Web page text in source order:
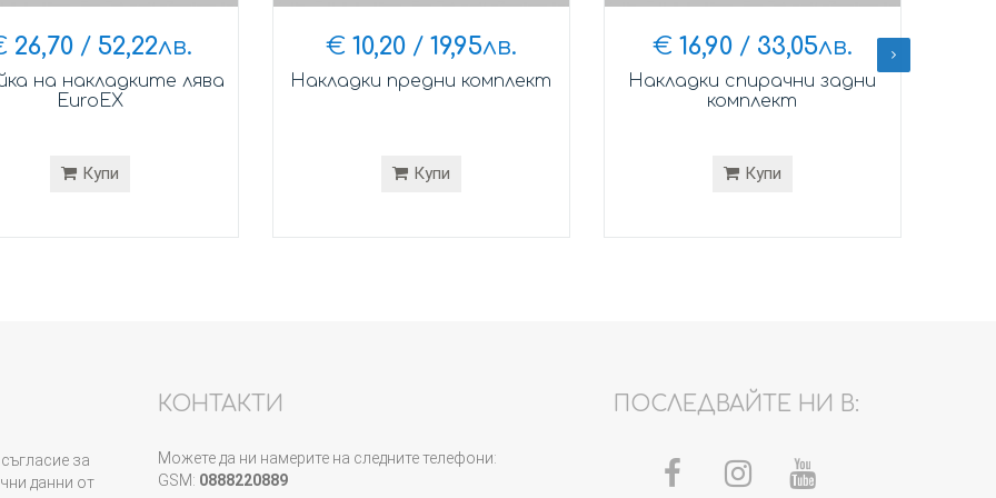
26,70/ 52,22лв.
на накладките лява
EuroEX
Купи
€ 10,20/ 19,95лв.
Накладки предни комплект
Купи
€ 16,90/ 33,05лв.
Накладки спирачни задни
комплект
Купи
за
данни от
КОНТАКТИ
Можете да ни намерите на следните телефони:
GSM: 0888220889
ПОСЛЕДВАЙТЕ НИ В: